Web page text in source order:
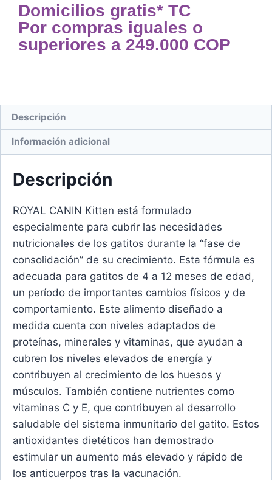
Domicilios gratis* TC
Por compras iguales o
superiores a 249.000 COP
Descripción
Información adicional
Descripción
ROYAL CANIN Kitten está formulado
especialmente para cubrir las necesidades
nutricionales de los gatitos durante la “fase de
consolidación” de su crecimiento. Esta fórmula es
adecuada para gatitos de 4 a 12 meses de edad,
un período de importantes cambios físicos y de
comportamiento. Este alimento diseñado a
medida cuenta con niveles adaptados de
proteínas, minerales y vitaminas, que ayudan a
cubren los niveles elevados de energía y
contribuyen al crecimiento de los huesos y
músculos. También contiene nutrientes como
vitaminas C y E, que contribuyen al desarrollo
saludable del sistema inmunitario del gatito. Estos
antioxidantes dietéticos han demostrado
estimular un aumento más elevado y rápido de
los anticuerpos tras la vacunación.